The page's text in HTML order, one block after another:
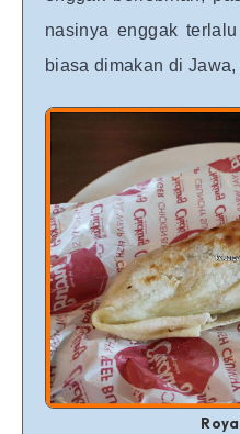
nasinya enggak
biasa dimakan di